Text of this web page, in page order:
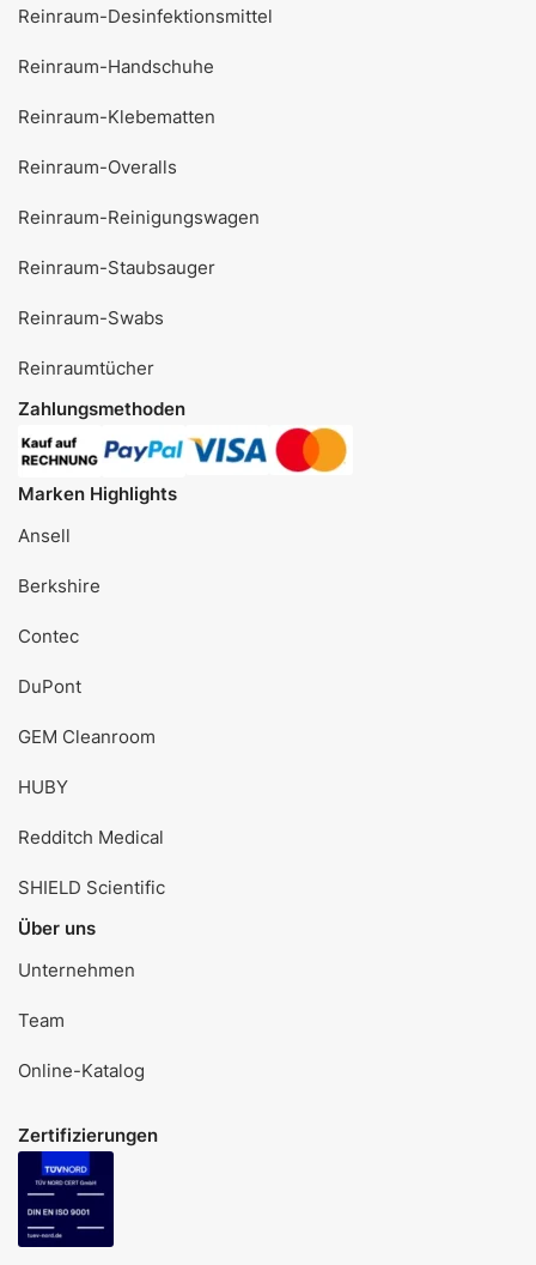
Reinraum-Desinfektionsmittel
Reinraum-Handschuhe
Reinraum-Klebematten
Reinraum-Overalls
Reinraum-Reinigungswagen
Reinraum-Staubsauger
Reinraum-Swabs
Reinraumtücher
Zahlungsmethoden
Marken Highlights
Ansell
Berkshire
Contec
DuPont
GEM Cleanroom
HUBY
Redditch Medical
SHIELD Scientific
Über uns
Unternehmen
Team
Online-Katalog
Zertifizierungen